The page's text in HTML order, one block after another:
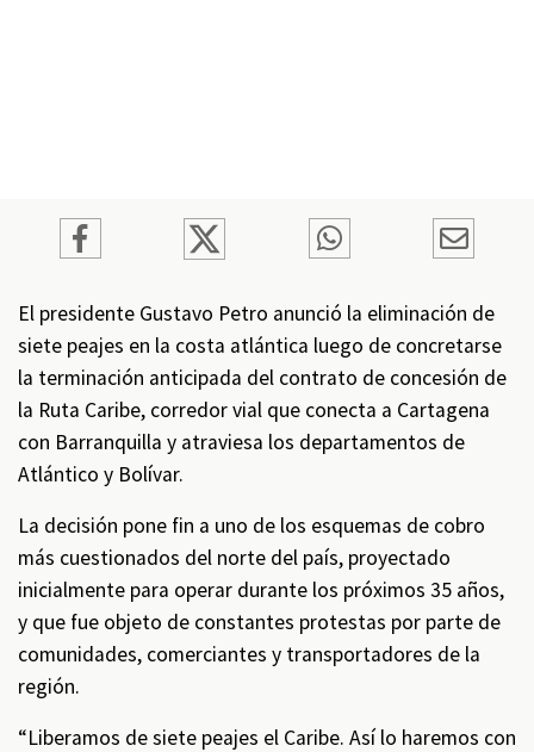
El presidente Gustavo Petro anunció la eliminación de
siete peajes en la costa atlántica luego de concretarse
la terminación anticipada del contrato de concesión de
la Ruta Caribe, corredor vial que conecta a Cartagena
con Barranquilla y atraviesa los departamentos de
Atlántico y Bolívar.
La decisión pone fin a uno de los esquemas de cobro
más cuestionados del norte del país, proyectado
inicialmente para operar durante los próximos 35 años,
y que fue objeto de constantes protestas por parte de
comunidades, comerciantes y transportadores de la
región.
“Liberamos de siete peajes el Caribe. Así lo haremos con